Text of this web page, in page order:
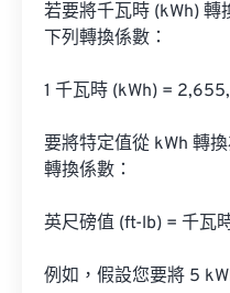
若要將千瓦時 (kWh)
下列轉換係數：
1 千瓦時 (kWh) =
要將特定值從 kWh 轉
轉換係數：
英尺磅值 (ft-lb) = 千瓦
例如，假設您要將 5